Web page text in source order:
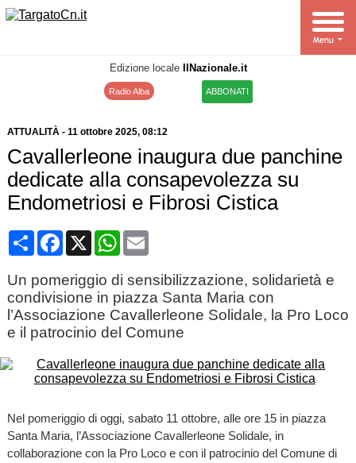
Edizione locale IlNazionale.it
Radio Alba ABBONATI
ATTUALITÀ- 11 ottobre 2025, 08:12
Cavallerleone inaugura due panchine
dedicate alla consapevolezza su
Endometriosi e Fibrosi Cistica
CondividiFacebook
X WhatsApp
Email
Un pomeriggio di sensibilizzazione, solidarietà e
condivisione in piazza Santa Maria con
l’Associazione Cavallerleone Solidale, la Pro Loco
e il patrocinio del Comune
Nel pomeriggio di oggi, sabato 11 ottobre, alle ore 15 in piazza
Santa Maria, l’Associazione Cavallerleone Solidale, in
collaborazione con la Pro Loco e con il patrocinio del Comune di